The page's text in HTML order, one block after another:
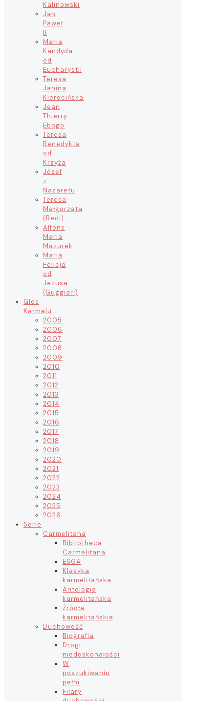
Kalinowski
Jan
Paweł
II
Maria
Kandyda
od
Eucharystii
Teresa
Janina
Kierocińska
Jean
Thierry
Ebogo
Teresa
Benedykta
od
Krzyża
Józef
z
Nazaretu
Teresa
Małgorzata
(Redi)
Alfons
Maria
Mazurek
Maria
Felicja
od
Jezusa
(Guggiari)
Głos
Karmelu
2005
2006
2007
2008
2009
2010
2011
2012
2013
2014
2015
2016
2017
2018
2019
2020
2021
2022
2023
2024
2025
2026
Serie
Carmelitana
Bibliotheca
Carmelitana
ESGA
Klasyka
karmelitańska
Antologia
karmelitańska
Źródła
karmelitańskie
Duchowość
Biografia
Drogi
niedoskonałości
W
poszukiwaniu
pełni
Filary